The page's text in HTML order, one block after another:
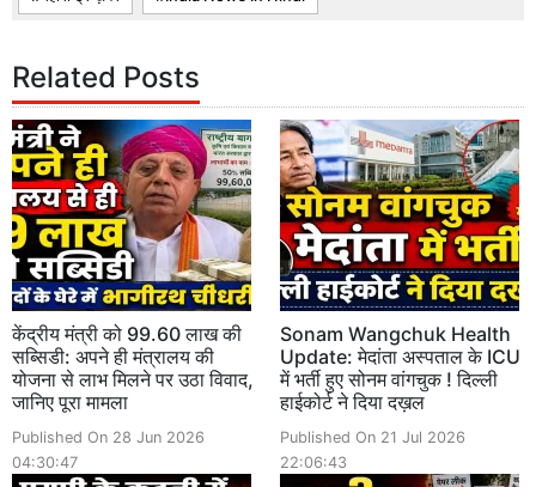
Related Posts
केंद्रीय मंत्री को 99.60 लाख की
सब्सिडी: अपने ही मंत्रालय की
योजना से लाभ मिलने पर उठा विवाद,
जानिए पूरा मामला
Published On 28 Jun 2026
04:30:47
Sonam Wangchuk Health
Update: मेदांता अस्पताल के ICU
में भर्ती हुए सोनम वांगचुक ! दिल्ली
हाईकोर्ट ने दिया दख़ल
Published On 21 Jul 2026
22:06:43